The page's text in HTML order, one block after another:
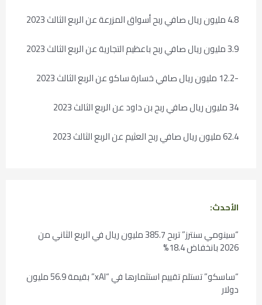
4.8 مليون ريال صافي ربح أسواق المزرعة عن الربع الثالث 2023
3.9 مليون ريال صافي ربح باعظيم التجارية عن الربع الثالث 2023
-12.2 مليون ريال صافي خسارة ساكو عن الربع الثالث 2023
34 مليون ريال صافي ربح بن داود عن الربع الثالث 2023
62.4 مليون ريال صافي ربح العثيم عن الربع الثالث 2023
الأحدث:
“سينومي سنترز” تربح 385.7 مليون ريال في الربع الثاني من
2026 بانخفاض 18.4%
“ساسكو” تستلم تقييم استثمارها في “xAI” بقيمة 56.9 مليون
دولار